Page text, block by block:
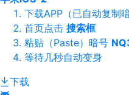
下载APP（已自动复制暗
首页点击 搜索框
粘贴（Paste）暗号
等待几秒自动变身
下载